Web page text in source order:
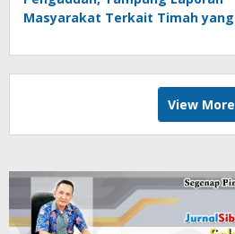
Masyarakat Terkait Timah yang
View More